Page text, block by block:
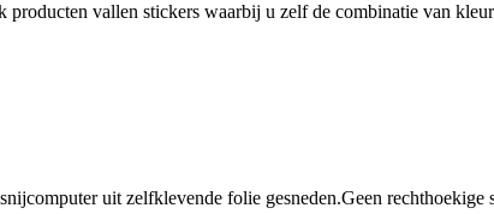
vallen stickers waarbij u zelf de combinatie van
uit zelfklevende folie gesneden.Geen